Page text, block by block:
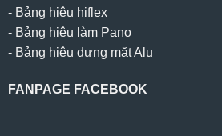
- Bảng hiệu hiflex
- Bảng hiệu làm Pano
- Bảng hiệu dựng mặt Alu
FANPAGE FACEBOOK